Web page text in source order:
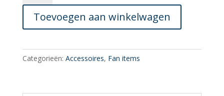
Knack
Volley
logo
Toevoegen aan winkelwagen
Categorieën: Accessoires, Fan items